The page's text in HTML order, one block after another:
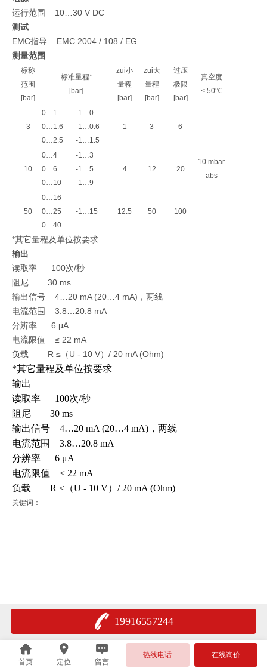
运行范围 10…30 V DC
测试
EMC指导 EMC 2004 / 108 / EG
测量范围
标称
范围
[bar]
标准量程*
[bar]
zui小
量程
[bar]
zui大
量程
[bar]
过压
极限
[bar]
真空度
< 50℃
3
0…1
0…1.6
0…2.5
-1…0
-1…0.6
-1…1.5
1 3 6
10 mbar
abs
10
0…4
0…6
0…10
-1…3
-1…5
-1…9
4 12 20
50
0…16
0…25
0…40
-1…15 12.5 50 100
*其它量程及单位按要求
输出
读取率 100次/秒
阻尼 30 ms
输出信号 4…20 mA (20…4 mA) ，两线
电流范围 3.8…20.8 mA
分辨率 6 μA
电流限值 ≤ 22 mA
负载 R ≤（U - 10 V）/ 20 mA (Ohm)
*其它量程及单位按要求
输出
读取率 100次/秒
阻尼 30 ms
输出信号 4…20 mA (20…4 mA) ，两线
电流范围 3.8…20.8 mA
分辨率 6 μA
电流限值 ≤ 22 mA
负载 R ≤（U - 10 V）/ 20 mA (Ohm)
关键词：
19916557244
首页 定位 留言
热线电话 在线询价